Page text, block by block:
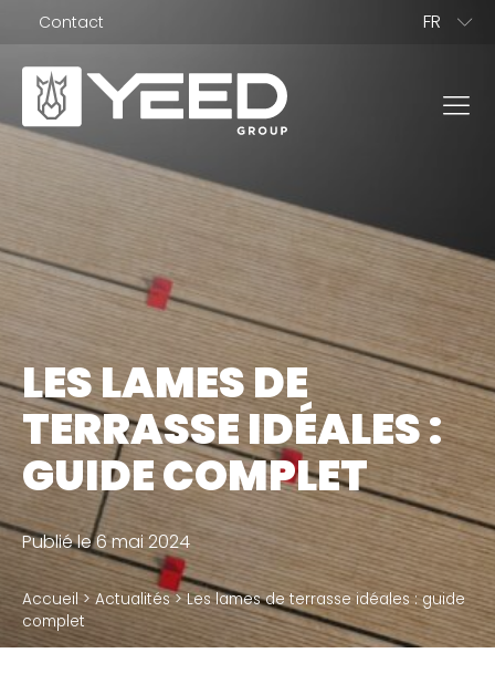
Contact
FR
BG
NOS GAMMES
Gamme Origin
Gamme Unika
NOS PLOTS
Plots terrasse dalle
Plots terrasse bois
Accessoires
QUI SOMMES-NOUS
LES LAMES DE
TERRASSE IDÉALES :
GUIDE COMPLET
Publié le 6 mai 2024
Accueil> Actualités>Les lames de terrasse idéales : guide
complet